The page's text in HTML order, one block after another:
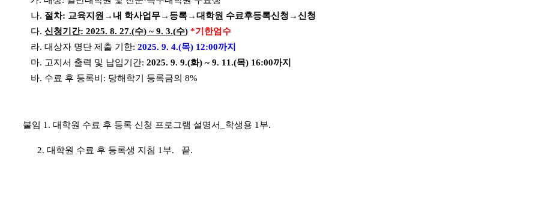
나. 절차: 교육지원 → 내 학사업무→ 등록→대학원 수료후등록신청 →신청
다.신청기간: 2025. 8. 27.(수) ~ 9. 3.(수) *기한엄수
라.대상자 명단 제출 기한:2025. 9. 4.(목) 12:00까지
마. 고지서 출력 및 납입기간: 2025. 9. 9.(화) ~ 9. 11.(목) 16:00까지
바. 수료 후 등록비 : 당해학기 등록금의8%
붙임 1. 대학원 수료 후 등록 신청 프로그램 설명서 학생용 1 부.
2. 대학원 수료 후 등록생 지침 1 부. 끝.